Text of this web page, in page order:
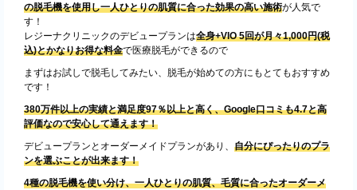
の脱毛機を使用し一人ひとりの肌質に合った効果の高い施術が人気で
す！
レジーナクリニックのデビュープランは全身+VIO 5回が月々1,000円(税
込)とかなりお得な料金で医療脱毛ができるので
まずはお試しで脱毛してみたい、脱毛が始めての方にもとてもおすすめ
です！
380万件以上の実績と満足度97％以上と高く、Google口コミも4.7と高
評価なので安心して通えます！
デビュープランとオーダーメイドプランがあり、 自分にぴったりのプラ
ンを選ぶことが出来ます！
4種の脱毛機を使い分け、一人ひとりの肌質、毛質に合ったオーダーメ